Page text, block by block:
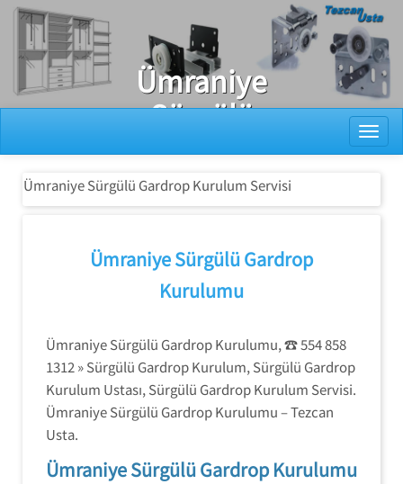
Ray Dolap Tamiri
Ümraniye
Sürgülü
Gardrop
Kurulum
Servisi
Ümraniye Sürgülü Gardrop Kurulum Servisi
Ümraniye Sürgülü Gardrop
Kurulumu
Ümraniye Sürgülü Gardrop Kurulumu, ☎️ 554 858
1312 » Sürgülü Gardrop Kurulum, Sürgülü Gardrop
Kurulum Ustası, Sürgülü Gardrop Kurulum Servisi.
Ümraniye Sürgülü Gardrop Kurulumu – Tezcan
Usta.
Ümraniye Sürgülü Gardrop Kurulumu